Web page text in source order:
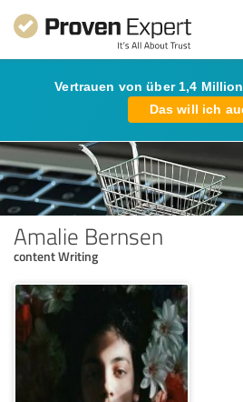
Vertrauen von über 1,4
Das will ich
Amalie Bernsen
content Writing